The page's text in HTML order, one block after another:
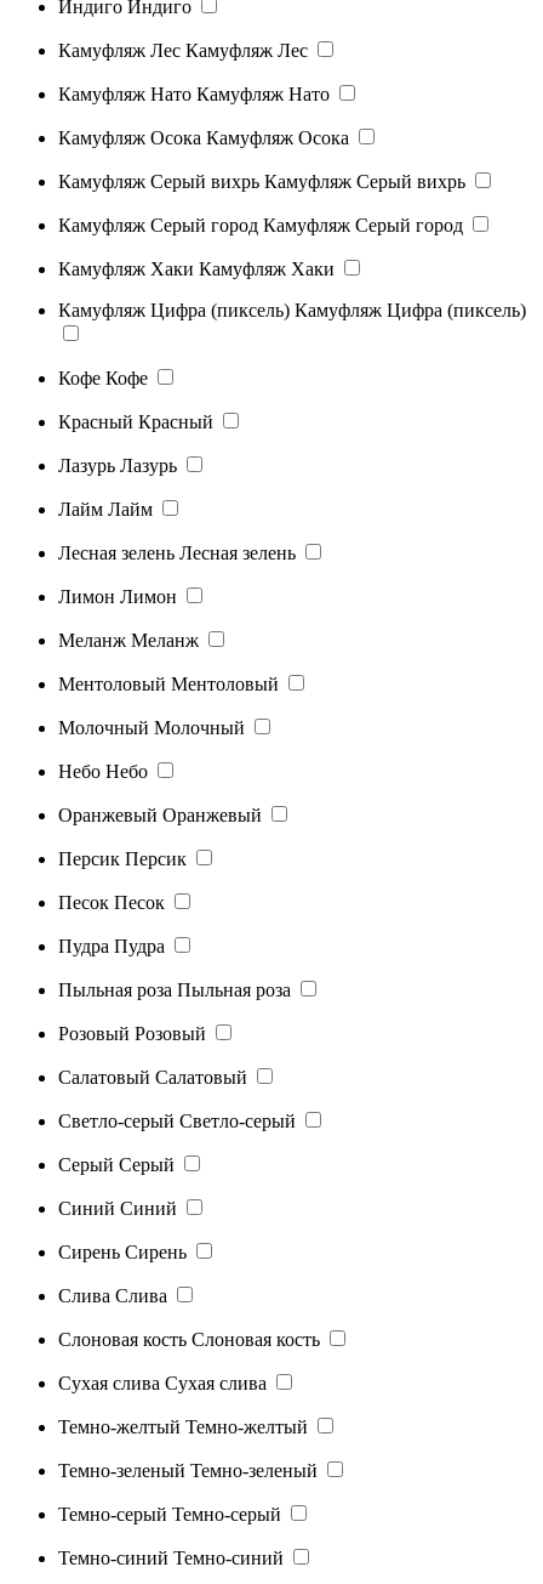
Индиго Индиго
Камуфляж Лес Камуфляж Лес
Камуфляж Нато Камуфляж Нато
Камуфляж Осока Камуфляж Осока
Камуфляж Серый вихрь Камуфляж Серый вихрь
Камуфляж Серый город Камуфляж Серый город
Камуфляж Хаки Камуфляж Хаки
Камуфляж Цифра (пиксель) Камуфляж Цифра (пиксель)
Кофе Кофе
Красный Красный
Лазурь Лазурь
Лайм Лайм
Лесная зелень Лесная зелень
Лимон Лимон
Меланж Меланж
Ментоловый Ментоловый
Молочный Молочный
Небо Небо
Оранжевый Оранжевый
Персик Персик
Песок Песок
Пудра Пудра
Пыльная роза Пыльная роза
Розовый Розовый
Салатовый Салатовый
Светло-серый Светло-серый
Серый Серый
Синий Синий
Сирень Сирень
Слива Слива
Слоновая кость Слоновая кость
Сухая слива Сухая слива
Темно-желтый Темно-желтый
Темно-зеленый Темно-зеленый
Темно-серый Темно-серый
Темно-синий Темно-синий